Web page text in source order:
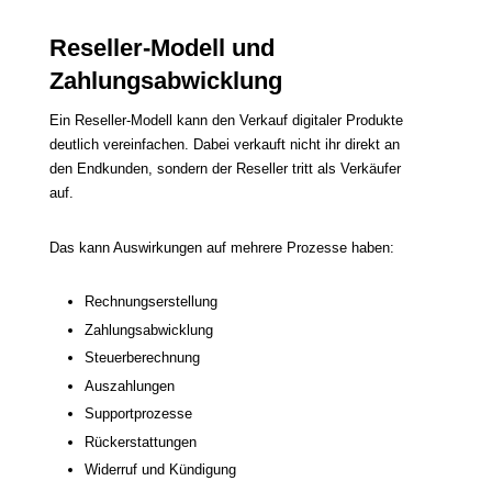
Reseller-Modell und
Zahlungsabwicklung
Ein Reseller-Modell kann den Verkauf digitaler Produkte
deutlich vereinfachen. Dabei verkauft nicht ihr direkt an
den Endkunden, sondern der Reseller tritt als Verkäufer
auf.
Das kann Auswirkungen auf mehrere Prozesse haben:
Rechnungserstellung
Zahlungsabwicklung
Steuerberechnung
Auszahlungen
Supportprozesse
Rückerstattungen
Widerruf und Kündigung